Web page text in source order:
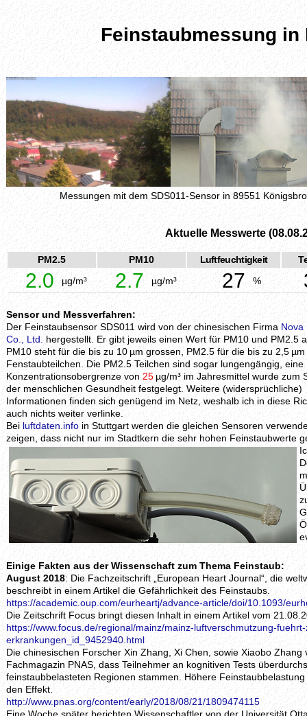
Feinstaubmessung
Messungen mit dem SDS011-Sensor in 89551
Aktuelle Messwerte
PM2.5 PM10 Luftfeuchtigkeit
2.0 µg/m³ 2.7 µg/m³ 27 %
Sensor und Messverfahren:
Der Feinstaubsensor SDS011 wird von der chinesischen Firma Nova
Co., Ltd.
hergestellt. Er gibt jeweils einen Wert für PM10 und PM2.5
PM10 steht für die bis zu 10 µm grossen, PM2.5 für die bis zu 2,5
Fenstaubteilchen. Die PM2.5 Teilchen sind sogar lungengängig, eine
Konzentrationsobergrenze von 25µg/m³ im Jahresmittel wurde zum
der menschlichen Gesundheit festgelegt. Weitere (widersprüchliche)
Informationen finden sich genügend im Netz, weshalb ich in diese
auch nichts weiter verlinke.
Bei luftdaten.info in Stuttgart werden die gleichen Sensoren
zeigen, dass nicht nur im Stadtkern die sehr hohen Feinstaubwerte
Einige Fakten aus der Wissenschaft zum Thema Feinstaub:
August 2018: Die Fachzeitschrift „European Heart Journal“, die
beschreibt in einem Artikel die Gefährlichkeit des Feinstaubs.
https://academic.oup.com/eurheartj/advance-article/doi/10.1093/
Die Zeitschrift Focus bringt diesen Inhalt in einem Artikel vom
https://www.focus.de/regional/mainz/mainz-luftverschmutzung-
erkrankungen_id_9452940.html
Die chinesischen Forscher Xin Zhang, Xi Chen, sowie Xiaobo
Fachmagazin PNAS, dass Teilnehmer an kognitiven Tests
feinstaubbelasteten Regionen stammen. Höhere
den Effekt.
http://www.pnas.org/content/early/2018/08/21/1809474115